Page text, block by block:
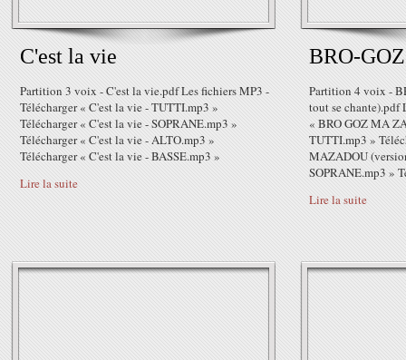
C'est la vie
Partition 3 voix - C'est la vie.pdf Les fichiers MP3 -
Télécharger « C'est la vie - TUTTI.mp3 »
Télécharger « C'est la vie - SOPRANE.mp3 »
Télécharger « C'est la vie - ALTO.mp3 »
Télécharger « C'est la vie - BASSE.mp3 »
Lire la suite
BRO-
Partition 4 voix -
tout se chante).pdf
« BRO GOZ MA
TUTTI.mp3 »
MAZADOU
SOPRANE.mp3 »
Lire la suite